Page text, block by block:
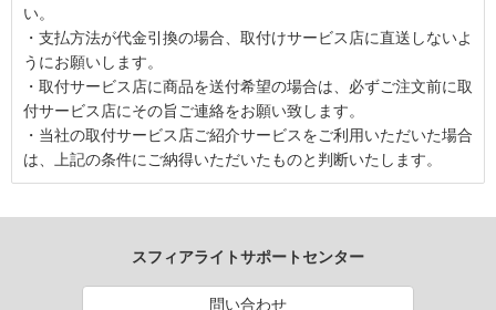
い。
・支払方法が代金引換の場合、取付けサービス店に直送しないよ
うにお願いします。
・取付サービス店に商品を送付希望の場合は、必ずご注文前に取
付サービス店にその旨ご連絡をお願い致します。
・当社の取付サービス店ご紹介サービスをご利用いただいた場合
は、上記の条件にご納得いただいたものと判断いたします。
スフィアライトサポートセンター
問い合わせ